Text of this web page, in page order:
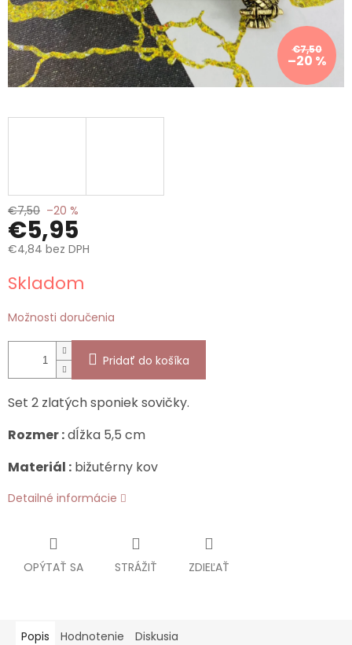
€7,50
–20 %
€7,50 –20 %
€5,95
€4,84 bez DPH
cena:
Skladom
Možnosti doručenia
Pridať do košíka
Set 2 zlatých sponiek sovičky.
Rozmer :dĺžka 5,5 cm
Materiál : bižutérny kov
Detailné informácie
OPÝTAŤ SA STRÁŽIŤ ZDIEĽAŤ
Popis Hodnotenie Diskusia